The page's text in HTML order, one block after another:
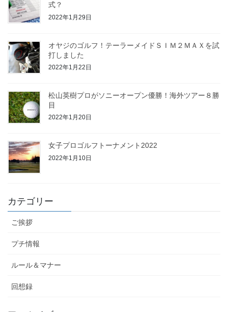
式？
2022年1月29日
オヤジのゴルフ！テーラーメイドＳＩＭ２ＭＡＸを試
打しました
2022年1月22日
松山英樹プロがソニーオープン優勝！海外ツアー８勝
目
2022年1月20日
女子プロゴルフトーナメント2022
2022年1月10日
カテゴリー
ご挨拶
プチ情報
ルール＆マナー
回想録